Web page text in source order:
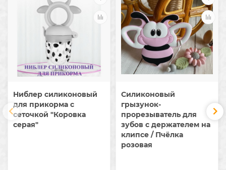
Ниблер силиконовый
для прикорма с
сеточкой "Коровка
серая"
Силиконовый
грызунок-
прорезыватель для
зубов с держателем на
клипсе / Пчёлка
розовая